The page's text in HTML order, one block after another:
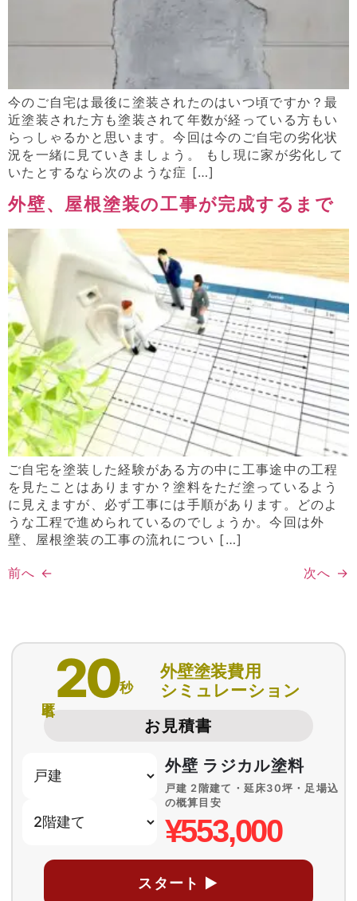
今のご自宅は最後に塗装されたのはいつ頃ですか？最
近塗装された方も塗装されて年数が経っている方もい
らっしゃるかと思います。今回は今のご自宅の劣化状
況を一緒に見ていきましょう。 もし現に家が劣化して
いたとするなら次のような症 […]
外壁、屋根塗装の工事が完成するまで
ご自宅を塗装した経験がある方の中に工事途中の工程
を見たことはありますか？塗料をただ塗っているよう
に見えますが、必ず工事には手順があります。どのよ
うな工程で進められているのでしょうか。今回は外
壁、屋根塗装の工事の流れについ […]
前へ ← 次へ →
20秒
外壁塗装費用
シミュレーション
お見積書
外壁 ラジカル塗料
戸建 2階建て・延床30坪・足場込
の概算目安
¥553,000
スタート ▶